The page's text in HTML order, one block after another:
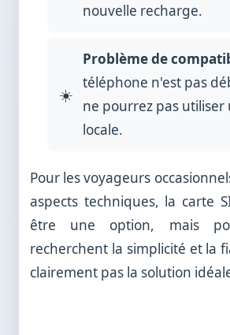
nouvelle recharge.
Problème de
téléphone n'est pas
ne pourrez pas utiliser
locale.
Pour les voyageurs
aspects techniques, la carte
être une option, mais
recherchent la simplicité et la
clairement pas la solution